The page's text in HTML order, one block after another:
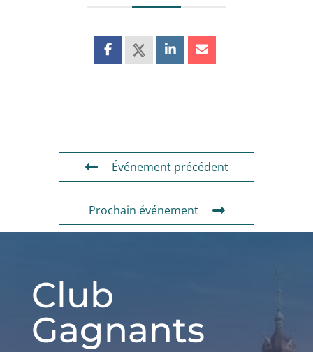
Événement précédent
Prochain événement
Club
Gagnants